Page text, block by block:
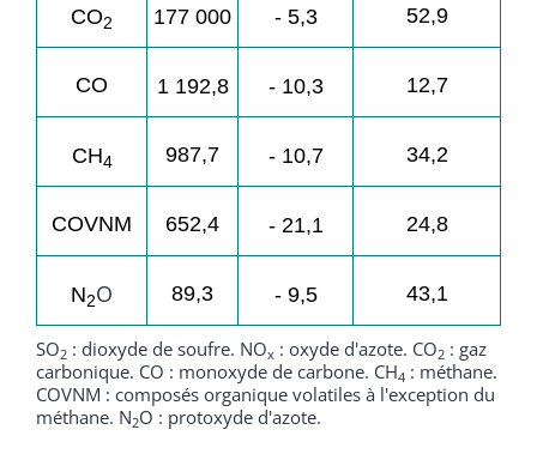
CO2 177 000 - 5,3 52,9
CO 1 192,8 - 10,3 12,7
CH4 987,7 - 10,7 34,2
COVNM 652,4 - 21,1 24,8
N2O 89,3 - 9,5 43,1
SO2 : dioxyde de soufre. NOx : oxyde d'azote. CO2 : gaz
carbonique. CO : monoxyde de carbone. CH4 : méthane.
COVNM : composés organique volatiles à l'exception du
méthane. N2O : protoxyde d'azote.